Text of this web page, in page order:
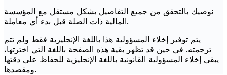
نوصيك بالتحقق من جميع التفاصيل بشكل مستقل مع المؤسسة
المالية ذات الصلة قبل بدء أي معاملة.
يتم توفير إخلاء المسؤولية هذا باللغة الإنجليزية فقط ولم تتم
ترجمته. في حين قد تظهر بقية هذه الصفحة باللغة التي اخترتها،
يبقى إخلاء المسؤولية القانونية باللغة الإنجليزية للحفاظ على دقتها
ومقصدها.